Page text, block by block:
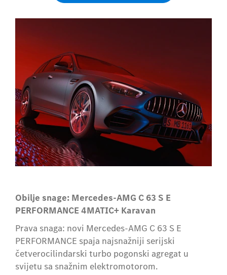
Obilje snage: Mercedes-AMG C 63 S E
PERFORMANCE 4MATIC+ Karavan
Prava snaga: novi Mercedes-AMG C 63 S E
PERFORMANCE spaja najsnažniji serijski
četverocilindarski turbo pogonski agregat u
svijetu sa snažnim elektromotorom.